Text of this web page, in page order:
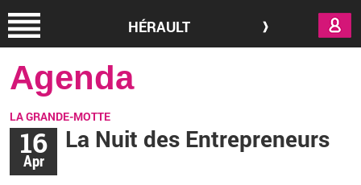
HÉRAULT
Agenda
LA GRANDE-MOTTE
16
Apr
La Nuit des Entrepreneurs